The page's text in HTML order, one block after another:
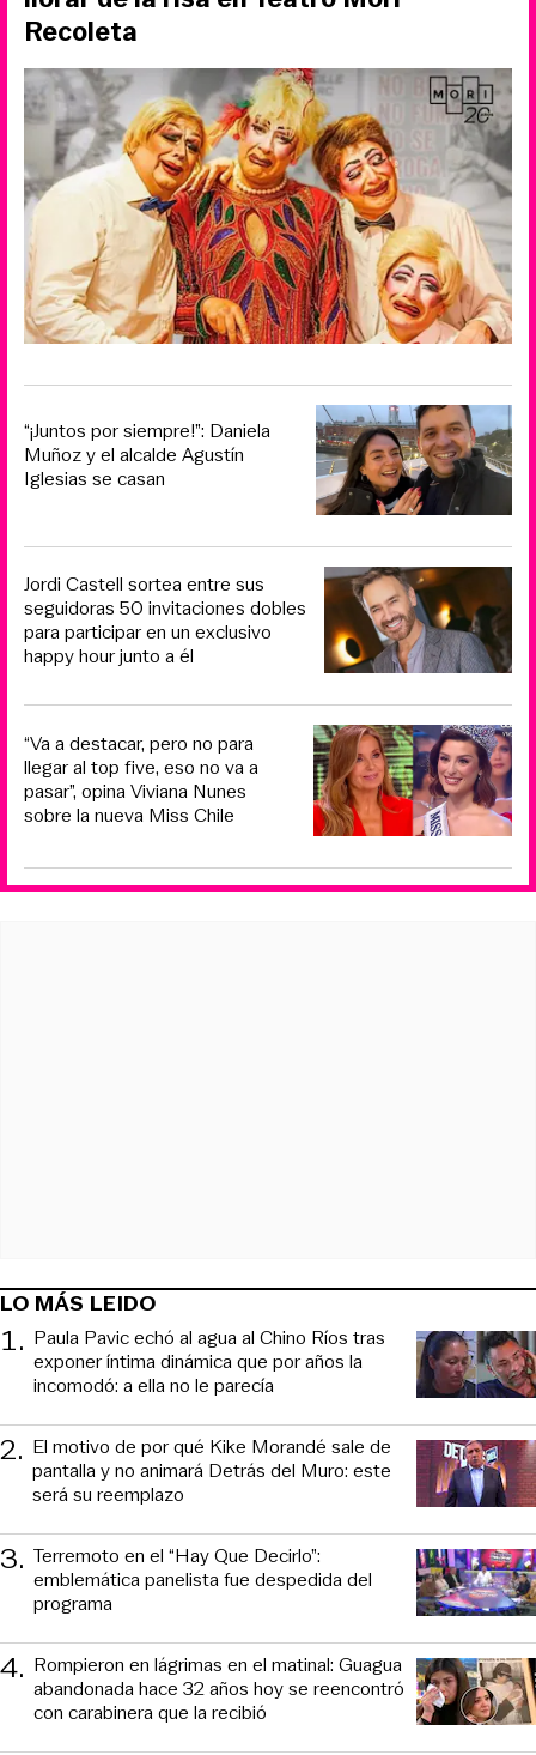
Recoleta
“¡Juntos por siempre!”: Daniela
Muñoz y el alcalde Agustín
Iglesias se casan
Jordi Castell sortea entre sus
seguidoras 50 invitaciones dobles
para participar en un exclusivo
happy hour junto a él
“Va a destacar, pero no para
llegar al top five, eso no va a
pasar”, opina Viviana Nunes
sobre la nueva Miss Chile
LO MÁS LEIDO
1. Paula Pavic echó al agua al Chino Ríos tras
exponer íntima dinámica que por años la
incomodó: a ella no le parecía
2. El motivo de por qué Kike Morandé sale de
pantalla y no animará Detrás del Muro: este
será su reemplazo
3. Terremoto en el “Hay Que Decirlo”:
emblemática panelista fue despedida del
programa
4. Rompieron en lágrimas en el matinal: Guagua
abandonada hace 32 años hoy se reencontró
con carabinera que la recibió